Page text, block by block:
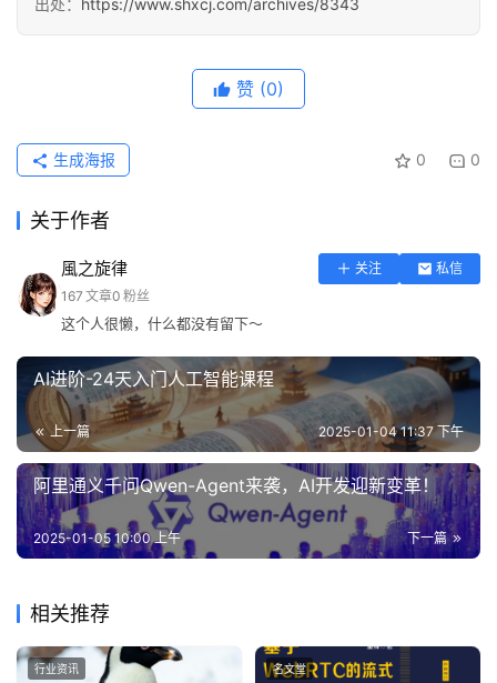
出处： https://www.shxcj.com/archives/8343
赞 (0)
0 0
生成海报
关于作者
風之旋律 关注
私信
167 文章0 粉丝
这个人很懒，什么都没有留下～
AI进阶-24天入门人工智能课程
上一篇 2025-01-04 11:37 下午
阿里通义千问Qwen-Agent来袭，AI开发迎新变革！
下一篇
2025-01-05 10:00 上午
相关推荐
行业资讯 名文堂